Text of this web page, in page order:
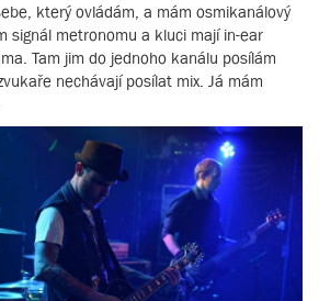
který ovládám, a mám osmikanálový
signál metronomu a kluci mají in-ear
Tam jim do jednoho kanálu posílám
nechávají posílat mix. Já mám